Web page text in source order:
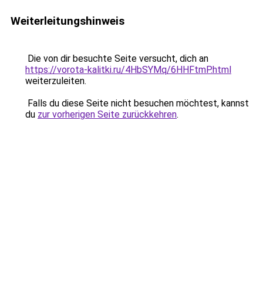
Weiterleitungshinweis
Die von dir besuchte Seite versucht, dich an
https://vorota-kalitki.ru/4HbSYMq/6HHFtmP.html
weiterzuleiten.
Falls du diese Seite nicht besuchen möchtest, kannst
du zur vorherigen Seite zurückkehren.